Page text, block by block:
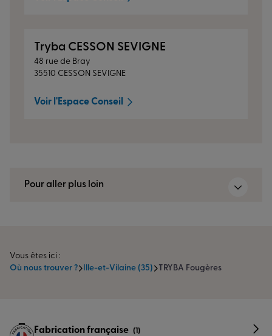
Tryba CESSON SEVIGNE
48 rue de Bray
35510 CESSON SEVIGNE
Voir l'Espace Conseil
Pour aller plus loin
Vous êtes ici :
Où nous trouver ?
Ille-et-Vilaine (35) TRYBA Fougères
Fabrication française (1)